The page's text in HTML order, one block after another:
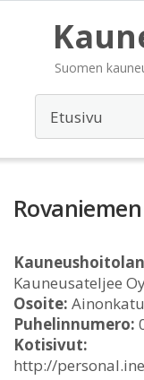
Suomen
Kauneusateljee
Osoite:
Puhelinnumero:
Kotisivut:
http://